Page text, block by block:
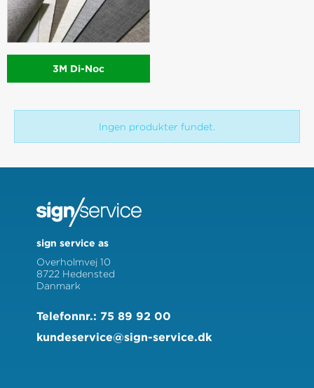
3M Di-Noc
Ingen produkter fundet.
sign service as
Overholmvej 10
8722 Hedensted
Danmark
Telefonnr.: 75 89 92 00
kundeservice@sign-service.dk